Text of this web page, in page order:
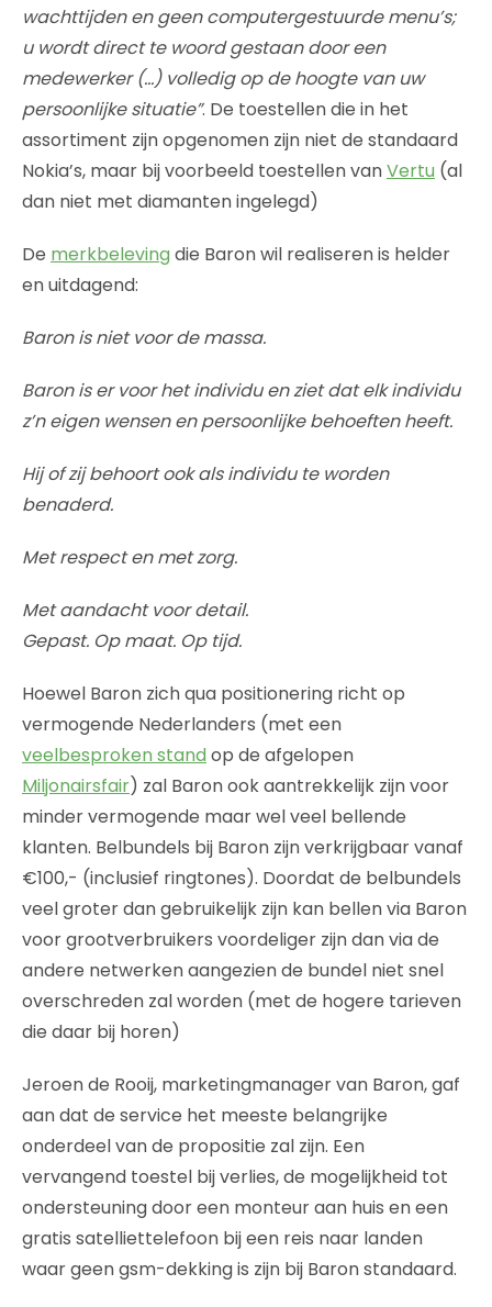
wachttijden en geen computergestuurde menu’s;
u wordt direct te woord gestaan door een
medewerker (…) volledig op de hoogte van uw
persoonlijke situatie”. De toestellen die in het
assortiment zijn opgenomen zijn niet de standaard
Nokia’s, maar bij voorbeeld toestellen vanVertu (al
dan niet met diamanten ingelegd)
De merkbeleving die Baron wil realiseren is helder
en uitdagend:
Baron is niet voor de massa.
Baron is er voor het individu en ziet dat elk individu
z’n eigen wensen en persoonlijke behoeften heeft.
Hij of zij behoort ook als individu te worden
benaderd.
Met respect en met zorg.
Met aandacht voor detail.
Gepast. Op maat. Op tijd.
Hoewel Baron zich qua positionering richt op
vermogende Nederlanders (met een
veelbesproken stand op de afgelopen
Miljonairsfair) zal Baron ook aantrekkelijk zijn voor
minder vermogende maar wel veel bellende
klanten. Belbundels bij Baron zijn verkrijgbaar vanaf
€100,- (inclusief ringtones). Doordat de belbundels
veel groter dan gebruikelijk zijn kan bellen via Baron
voor grootverbruikers voordeliger zijn dan via de
andere netwerken aangezien de bundel niet snel
overschreden zal worden (met de hogere tarieven
die daar bij horen)
Jeroen de Rooij, marketingmanager van Baron, gaf
aan dat de service het meeste belangrijke
onderdeel van de propositie zal zijn. Een
vervangend toestel bij verlies, de mogelijkheid tot
ondersteuning door een monteur aan huis en een
gratis satelliettelefoon bij een reis naar landen
waar geen gsm-dekking is zijn bij Baron standaard.